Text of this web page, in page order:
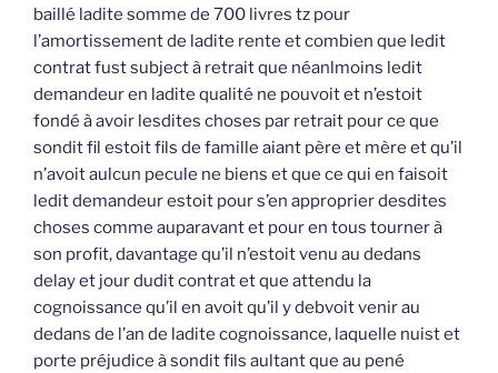
baillé ladite somme de 700 livres tz pour
l’amortissement de ladite rente et combien que ledit
contrat fust subject à retrait que néanlmoins ledit
demandeur en ladite qualité ne pouvoit et n’estoit
fondé à avoir lesdites choses par retrait pour ce que
sondit fil estoit fils de famille aiant père et mère et qu’il
n’avoit aulcun pecule ne biens et que ce qui en faisoit
ledit demandeur estoit pour s’en approprier desdites
choses comme auparavant et pour en tous tourner à
son profit, davantage qu’il n’estoit venu au dedans
delay et jour dudit contrat et que attendu la
cognoissance qu’il en avoit qu’il y debvoit venir au
dedans de l’an de ladite cognoissance, laquelle nuist et
porte préjudice à sondit fils aultant que au pené